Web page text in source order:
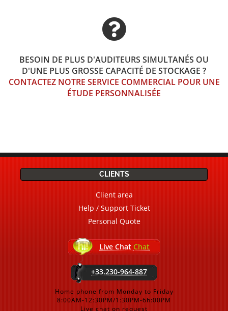
BESOIN DE PLUS D'AUDITEURS SIMULTANÉS OU
D'UNE PLUS GROSSE CAPACITÉ DE STOCKAGE ?
CONTACTEZ NOTRE SERVICE COMMERCIAL POUR UNE
ÉTUDE PERSONNALISÉE
CLIENTS
Client area
Help / Support Ticket
Personal Quote
Live Chat Chat
+33.230-964-887
Home phone from Monday to Friday
8:00AM-12:30PM/1:30PM-6h:00PM
Live chat on request